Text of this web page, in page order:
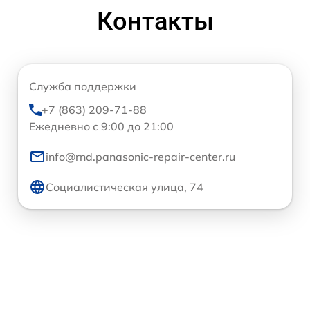
Контакты
Служба поддержки
+7 (863) 209-71-88
Ежедневно с 9:00 до 21:00
info@rnd.panasonic-repair-center.ru
Социалистическая улица, 74